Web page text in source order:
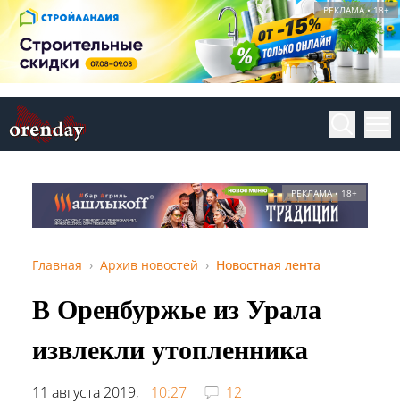
РЕКЛАМА • 18+
РЕКЛАМА • 18+
Главная Архив новостей Новостная лента
В Оренбуржье из Урала
извлекли утопленника
11 августа 2019, 10:27
12